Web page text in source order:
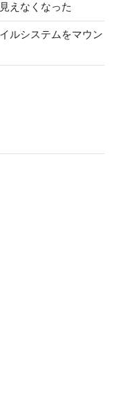
えなくなった
ルシステムをマウン